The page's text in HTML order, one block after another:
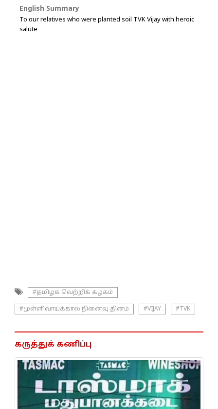
English Summary
To our relatives who were planted soil TVK Vijay with heroic
salute
#தமிழக வெற்றிக் கழகம்
#முள்ளிவாய்க்கால் நினைவு தினம் #VIJAY #TVK
கருத்துக் கணிப்பு